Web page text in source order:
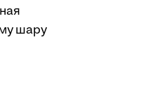
шару